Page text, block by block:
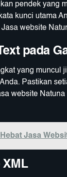
pendek yang
kunci utama
website
pada
yang muncul
Pastikan
website
Jasa
XML